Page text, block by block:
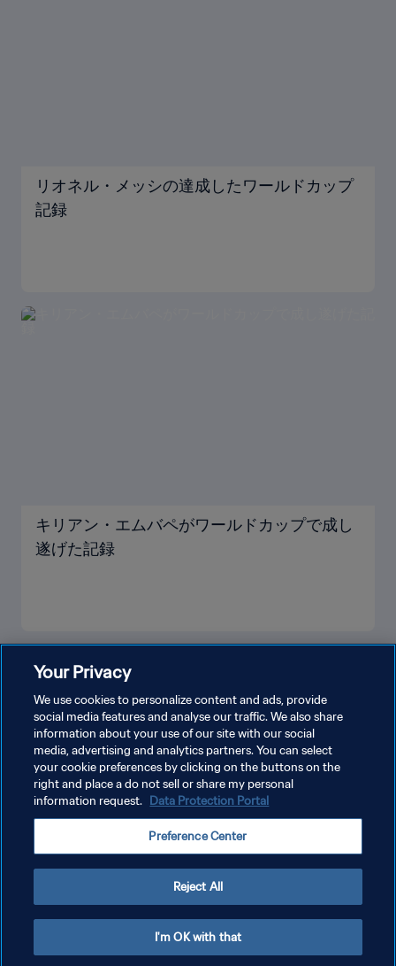
リオネル・メッシの達成したワールドカップ
記録
キリアン・エムバペがワールドカップで成し
遂げた記録
プライバシーポリシー
クッキー設定の管理
Copyright © 1994 - 2026 FIFA. All rights reserved.
Your Privacy
We use cookies to personalize content and ads, provide
social media features and analyse our traffic. We also share
information about your use of our site with our social
media, advertising and analytics partners. You can select
your cookie preferences by clicking on the buttons on the
right and place a do not sell or share my personal
information request. Data Protection Portal
Preference Center
Reject All
I'm OK with that